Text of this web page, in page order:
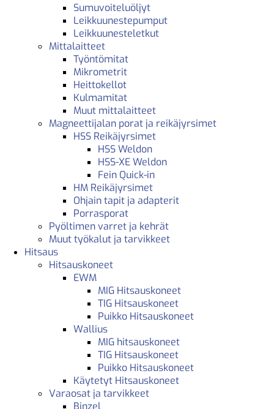
Sumuvoiteluöljyt
Leikkuunestepumput
Leikkuunesteletkut
Mittalaitteet
Työntömitat
Mikrometrit
Heittokellot
Kulmamitat
Muut mittalaitteet
Magneettijalan porat ja reikäjyrsimet
HSS Reikäjyrsimet
HSS Weldon
HSS-XE Weldon
Fein Quick-in
HM Reikäjyrsimet
Ohjain tapit ja adapterit
Porrasporat
Pyöltimen varret ja kehrät
Muut työkalut ja tarvikkeet
Hitsaus
Hitsauskoneet
EWM
MIG Hitsauskoneet
TIG Hitsauskoneet
Puikko Hitsauskoneet
Wallius
MIG hitsauskoneet
TIG Hitsauskoneet
Puikko Hitsauskoneet
Käytetyt Hitsauskoneet
Varaosat ja tarvikkeet
Binzel